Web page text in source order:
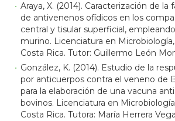
Araya, X. (2014). Caracterización de
de antivenenos ofídicos en los
central y tisular superficial,
murino. Licenciatura en
Costa Rica. Tutor: Guillermo León
González, K. (2014). Estudio de la
por anticuerpos contra el veneno de
para la elaboración de una vacuna
bovinos. Licenciatura en
Costa Rica. Tutora: María Herrera